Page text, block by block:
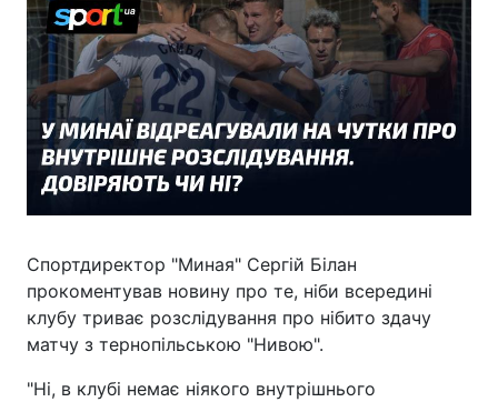
Спортдиректор "Миная" Сергій Білан
прокоментував новину про те, ніби всередині
клубу триває розслідування про нібито здачу
матчу з тернопільською "Нивою".
"Ні, в клубі немає ніякого внутрішнього